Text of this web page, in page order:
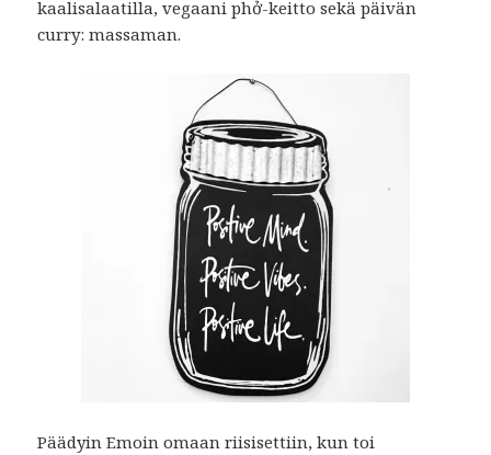
kaalisalaatilla, vegaani phở-keitto sekä päivän
curry: massaman.
Päädyin Emoin omaan riisisettiin, kun toi